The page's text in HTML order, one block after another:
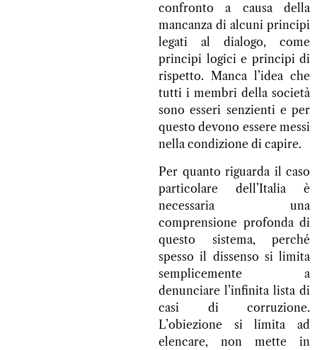
confronto a causa della
mancanza di alcuni principi
legati al dialogo, come
principi logici e principi di
rispetto. Manca l’idea che
tutti i membri della società
sono esseri senzienti e per
questo devono essere messi
nella condizione di capire.
Per quanto riguarda il caso
particolare dell’Italia è
necessaria una
comprensione profonda di
questo sistema, perché
spesso il dissenso si limita
semplicemente a
denunciare l’infinita lista di
casi di corruzione.
L’obiezione si limita ad
elencare, non mette in